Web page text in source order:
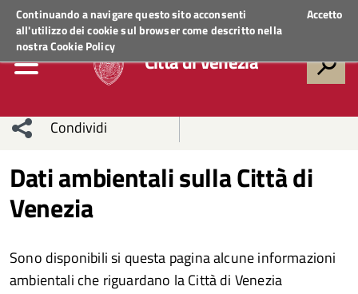
Continuando a navigare questo sito acconsenti
all'utilizzo dei cookie sul browser come descritto nella
nostraCookie Policy
Accetto
Regione VenetoACCEDI AI SERVIZI
Città di Venezia
Condividi
sui social
network
Condividi
Condividi
Facebook
Twitter
Condividi
su
Condividi
Dati ambientali sulla Città di
Venezia
Sono disponibili si questa pagina alcune informazioni
ambientali che riguardano la Città di Venezia